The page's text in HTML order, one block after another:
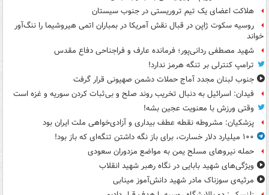
هلاکت اعضای یک تیم تروریستی در جنوب سیستان
روسیه سکوت ژاپن در قبال نقش آمریکا در بمباران اتمی هیروشیما را ننگ‌آور
خواند
شهید مصطفی ردانی‌پور؛ فرمانده عارف و فراجناحی دفاع مقدس
ترامپ کنترلی بر تنگه هرمز ندارد!
جنوب لبنان مجدد آماج حملات دشمن صهیونی قرار گرفت
فیدان: اسرائیل به دنبال تخریب روند صلح و بی‌ثبات کردن سوریه و غزه است
وقتی ورزش با معنویت عجین بشه!
پزشکیان: مشروطه نقطه عطف بیداری و آزادی‌خواهی ملت ایران بود
۱۰۰ میلیارد دلار خسارت، برای باز نگه داشتن تنگه‌ای که باز بود!
حمله نیروهای مسلح یمن به مواضع مزدوران سعودی
ویژگی‌های شهید بابایی در نگاه رهبر شهید انقلاب
مرثیه‌ی سوزناک مادر شهید دانش‌آموز مینابی